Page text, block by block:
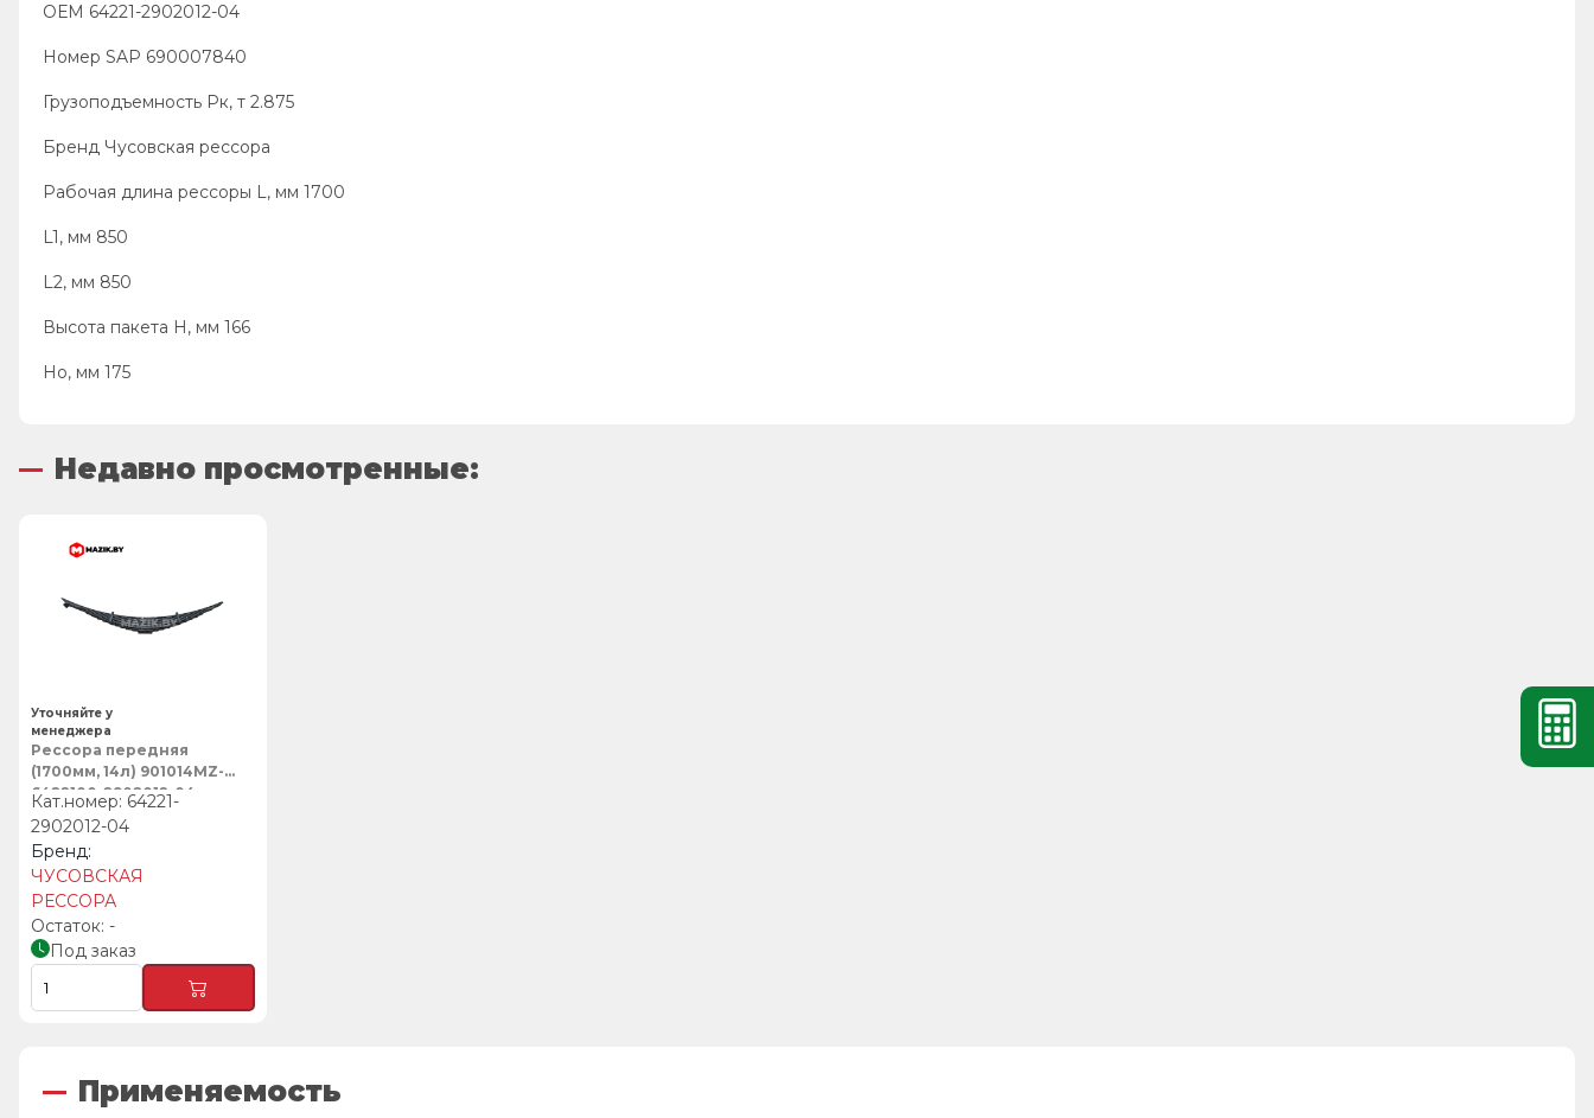
ОЕМ 64221-2902012-04
Номер SAP 690007840
Грузоподъемность Рк, т 2.875
Бренд Чусовская рессора
Рабочая длина рессоры L, мм 1700
L1, мм 850
L2, мм 850
Высота пакета Н, мм 166
Но, мм 175
Недавно просмотренные:
Рессора передняя
(1700мм, 14л) 901014MZ-
6422100-2902012-04,
ЧУСОВСКАЯ РЕССОРА
64221-
2902012-04
ЧУСОВСКАЯ
РЕССОРА
-
Под заказ
Уточняйте у
менеджера
Применяемость